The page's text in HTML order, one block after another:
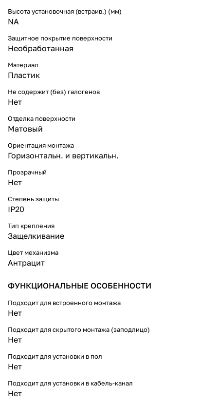
Высота установочная (встраив.) (мм)
NA
Защитное покрытие поверхности
Необработанная
Материал
Пластик
Не содержит (без) галогенов
Нет
Отделка поверхности
Матовый
Ориентация монтажа
Горизонтальн. и вертикальн.
Прозрачный
Нет
Степень защиты
IP20
Тип крепления
Защелкивание
Цвет механизма
Антрацит
ФУНКЦИОНАЛЬНЫЕ ОСОБЕННОСТИ
Подходит для встроенного монтажа
Нет
Подходит для скрытого монтажа (заподлицо)
Нет
Подходит для установки в пол
Нет
Подходит для установки в кабель-канал
Нет